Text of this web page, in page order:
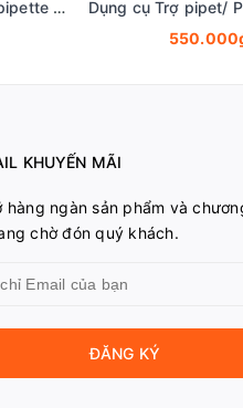
Pipet đơn kênh/ Micropipette một kênh, 1μl-10.000μl, 121°C, hãng Fcombio-USA
KHUYẾN MÃI
ngàn sản phẩm và
chờ đón quý khách.
ĐĂNG KÝ